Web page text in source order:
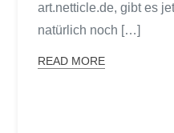
art.netticle.de, gibt es
natürlich noch […]
READ MORE